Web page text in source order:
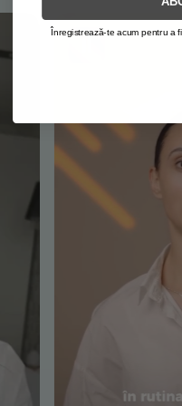
Înregistrează-te acum pentru a